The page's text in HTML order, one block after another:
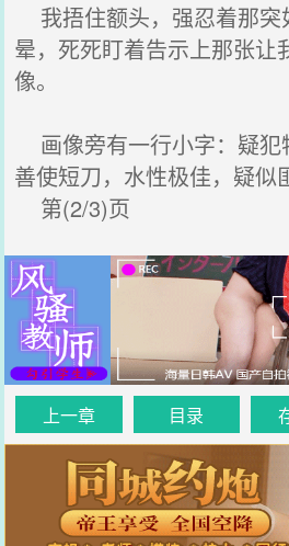
我捂住额头，强忍着那突
晕，死死盯着告示上那张让
像。
画像旁有一行小字：疑犯
善使短刀，水性极佳，疑似
第(2/3)页
上一章 目录